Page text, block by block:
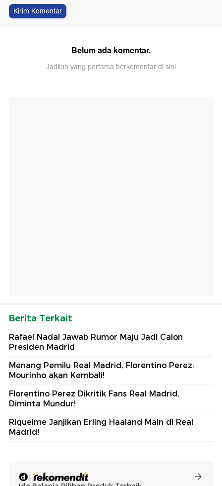
Kirim Komentar
Belum ada komentar.
Jadilah yang pertama berkomentar di sini
Berita Terkait
Rafael Nadal Jawab Rumor Maju Jadi Calon
Presiden Madrid
Menang Pemilu Real Madrid, Florentino Perez:
Mourinho akan Kembali!
Florentino Perez Dikritik Fans Real Madrid,
Diminta Mundur!
Riquelme Janjikan Erling Haaland Main di Real
Madrid!